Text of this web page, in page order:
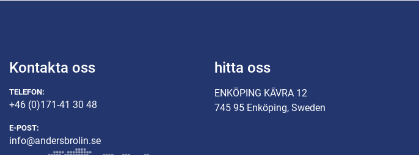
Kontakta oss
TELEFON:
+46 (0)171-41 30 48
E-POST:
info@andersbrolin.se
hitta oss
ENKÖPING KÄVRA 12
745 95 Enköping, Sweden